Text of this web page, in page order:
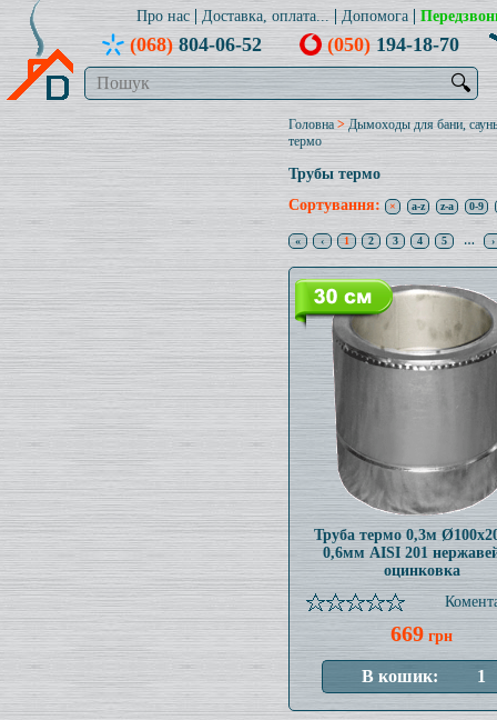
Про нас Доставка, оплата... Допомога
(068)804-06-52 (050)194-18-70
🔍
Головна > Дымоходы для бани,
термо
Трубы термо
Сортування: × a-z z-a 0-9
« ‹ 1 2 3 4 5 … ›
Труба термо 0,3м
0,6мм AISI 201
оцинковка
669 грн